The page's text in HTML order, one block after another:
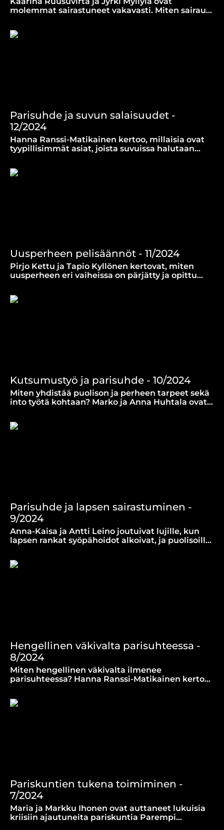
molemmat sairastuneet vakavasti. Miten sairaus
Parisuhde ja suvun salaisuudet -
12/2024
Hanna Ranssi-Matikainen kertoo, millaisia ovat
tyypillisimmät asiat, joista suvuissa halutaan
Uusperheen pelisäännöt - 11/2024
Pirjo Kettu ja Tapio Kyllönen kertovat, miten
uusperheen eri vaiheissa on pärjätty ja opittu
Kutsumustyö ja parisuhde - 10/2024
Miten yhdistää puolison ja perheen tarpeet sekä
into työtä kohtaan? Marko ja Anna Huhtala ovat
puolison tarpeiden välillä.
Parisuhde ja lapsen sairastuminen -
9/2024
Anna-Kaisa ja Antti Leino joutuivat lujille, kun
lapsen rankat syöpähoidot alkoivat, ja puolisoilla
Hengellinen väkivalta parisuhteessa -
8/2024
Miten hengellinen väkivalta ilmenee
parisuhteessa? Hanna Ranssi-Matikainen kertoo,
haitallisesti parisuhdeopetuksessa.
Pariskuntien tukena toimiminen -
7/2024
Maria ja Markku Ihonen ovat auttaneet lukuisia
kriisiin ajautuneita pariskuntia Parempi